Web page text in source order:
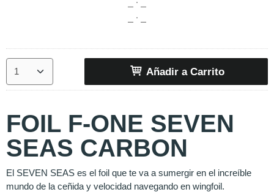
Añadir a Carrito
FOIL F-ONE SEVEN
SEAS CARBON
El SEVEN SEAS es el foil que te va a sumergir en el increíble
mundo de la ceñida y velocidad navegando en wingfoil.